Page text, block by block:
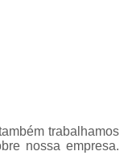
trabalhamos
nossa empresa.